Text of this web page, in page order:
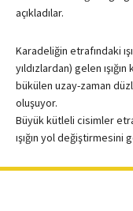
açıkladılar.
Karadeliğin etrafındaki
yıldızlardan) gelen
bükülen uzay-zaman
oluşuyor.
Büyük kütleli cisimler
ışığın yol